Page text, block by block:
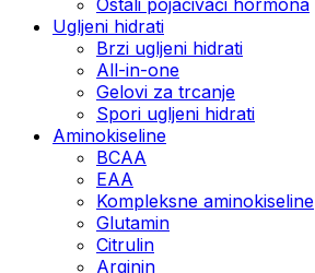
Ugljeni hidrati
Brzi ugljeni hidrati
All-in-one
Gelovi za trcanje
Spori ugljeni hidrati
Aminokiseline
BCAA
ЕАА
Kompleksne aminokiseline
Glutamin
Citrulin
Arginin